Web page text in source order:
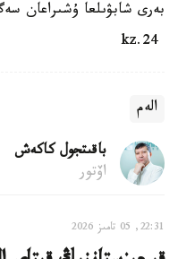
بەرى شابۋىلعا ۇشىراعان
الەم
باقىتجول كاكەش
اۆتور
22:31, 05 تامىز 2026